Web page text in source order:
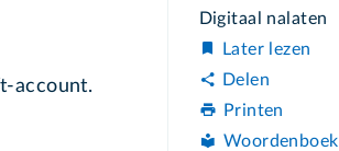
account.
Digitaal nalaten
Later lezen
Delen
Printen
Woordenboek